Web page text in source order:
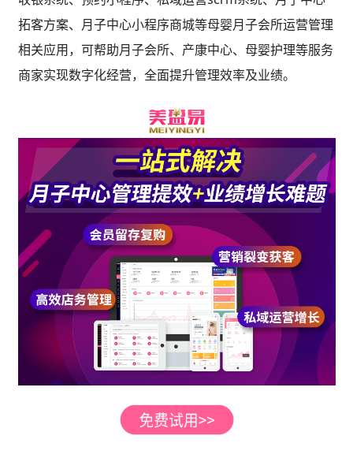
拓客方案、月子中心小程序商城等母婴月子会所运营管理
相关应用，可帮助月子会所、产康中心、母婴护理等服务
商家实现数字化经营，全面提升管理效率及业绩。